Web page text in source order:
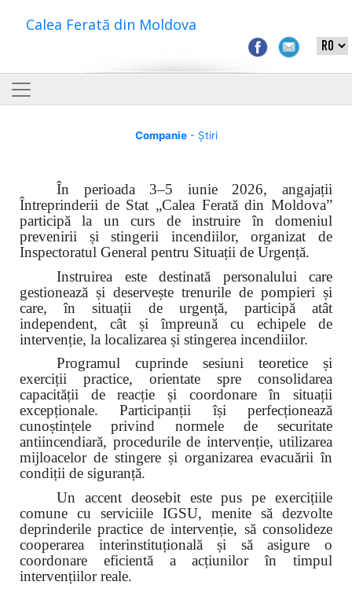
Calea Ferată din Moldova
Companie- Știri
În perioada 3–5 iunie 2026, angajații
Întreprinderii de Stat „Calea Ferată din Moldova”
participă la un curs de instruire în domeniul
prevenirii și stingerii incendiilor, organizat de
Inspectoratul General pentru Situații de Urgență.
Instruirea este destinată personalului care
gestionează și deservește trenurile de pompieri și
care, în situații de urgență, participă atât
independent, cât și împreună cu echipele de
intervenție, la localizarea și stingerea incendiilor.
Programul cuprinde sesiuni teoretice și
exerciții practice, orientate spre consolidarea
capacității de reacție și coordonare în situații
excepționale. Participanții își perfecționează
cunoștințele privind normele de securitate
antiincendiară, procedurile de intervenție, utilizarea
mijloacelor de stingere și organizarea evacuării în
condiții de siguranță.
Un accent deosebit este pus pe exercițiile
comune cu serviciile IGSU, menite să dezvolte
deprinderile practice de intervenție, să consolideze
cooperarea interinstituțională și să asigure o
coordonare eficientă a acțiunilor în timpul
intervențiilor reale.